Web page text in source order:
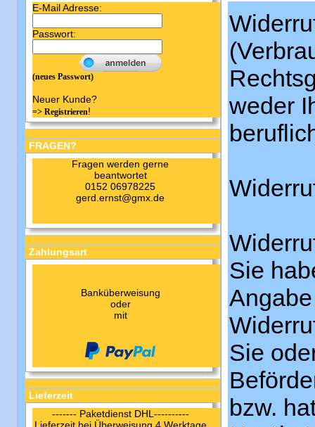
E-Mail Adresse:
Passwort:
(neues Passwort)
Neuer Kunde?
=> Registrieren!
FRAGEN?
Fragen werden gerne
beantwortet
0152 06978225
gerd.ernst@gmx.de
Zahlungsart
Banküberweisung
oder
mit
Lieferzeit
------- Paketdienst DHL----------
weder
Sie
Sie
bzw.